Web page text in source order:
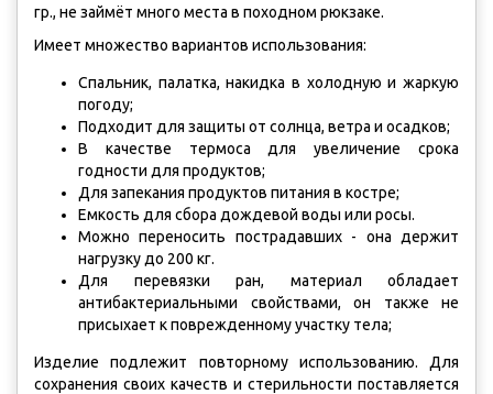
гр., не займёт много места в походном рюкзаке.
Имеет множество вариантов использования:
Спальник, палатка, накидка в холодную и жаркую
погоду;
Подходит для защиты от солнца, ветра и осадков;
В качестве термоса для увеличение срока
годности для продуктов;
Для запекания продуктов питания в костре;
Емкость для сбора дождевой воды или росы.
Можно переносить пострадавших - она держит
нагрузку до 200 кг.
Для перевязки ран, материал обладает
антибактериальными свойствами, он также не
присыхает к поврежденному участку тела;
Изделие подлежит повторному использованию. Для
сохранения своих качеств и стерильности поставляется